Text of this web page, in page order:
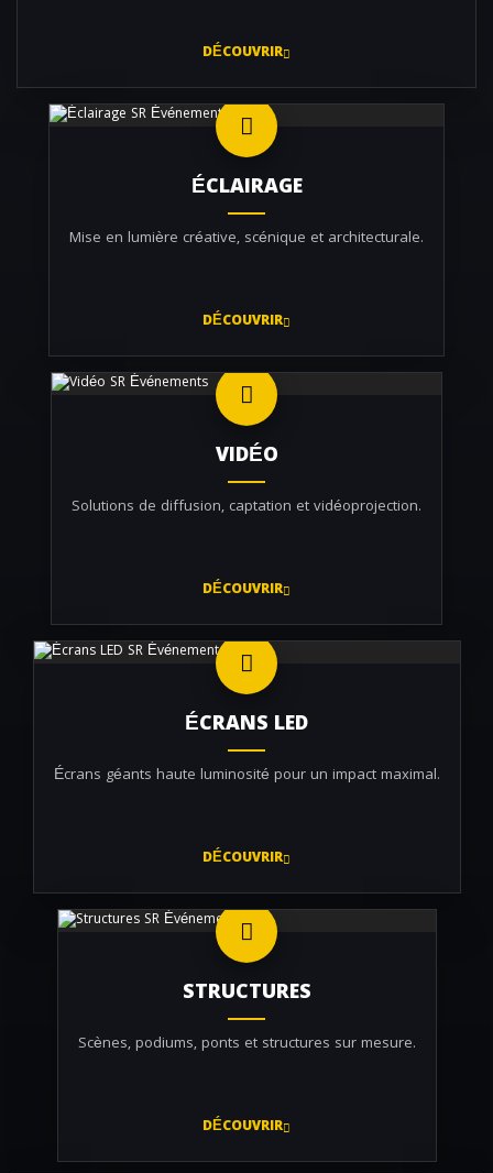
DÉCOUVRIR
ÉCLAIRAGE
Mise en lumière créative, scénique et architecturale.
DÉCOUVRIR
VIDÉO
Solutions de diffusion, captation et vidéoprojection.
DÉCOUVRIR
ÉCRANS LED
Écrans géants haute luminosité pour un impact maximal.
DÉCOUVRIR
STRUCTURES
Scènes, podiums, ponts et structures sur mesure.
DÉCOUVRIR